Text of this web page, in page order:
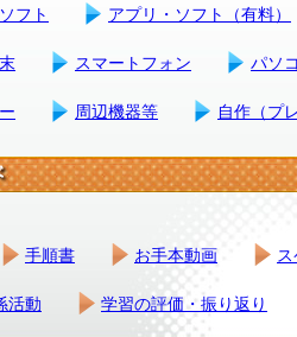
フト アプリ・ソフト（有料）
スマートフォン パソ
周辺機器等 自作（プ
手順書 お手本動画
活動 学習の評価・振り返り